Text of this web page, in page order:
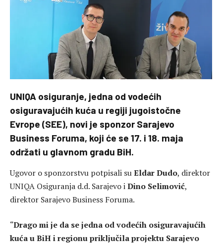
UNIQA osiguranje, jedna od vodećih
osiguravajućih kuća u regiji jugoistočne
Evrope (SEE), novi je sponzor Sarajevo
Business Foruma, koji će se 17. i 18. maja
održati u glavnom gradu BiH.
Ugovor o sponzorstvu potpisali suEldar Dudo, direktor
UNIQA Osiguranja d.d. Sarajevo iDino Selimović,
direktor Sarajevo Business Foruma.
“Drago mi je da se jedna od vodećih osiguravajućih
kuća u BiH i regionu priključila projektu Sarajevo